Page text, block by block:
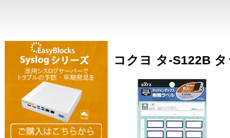
コクヨ タ-S122B